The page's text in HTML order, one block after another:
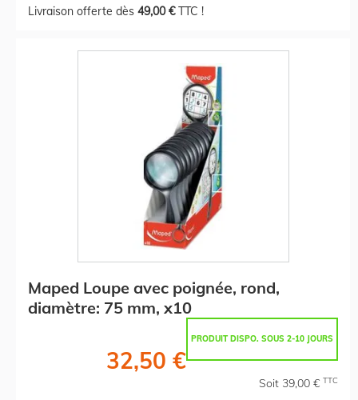
Livraison offerte dès 49,00 €TTC !
Maped Loupe avec poignée, rond,
diamètre: 75 mm, x10
PRODUIT DISPO. SOUS 2-10 JOURS
32,50 €
Soit 39,00 € TTC